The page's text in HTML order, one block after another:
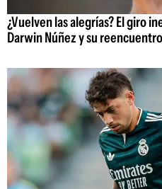
¿Vuelven las alegrías? El giro
Darwin Núñez y su